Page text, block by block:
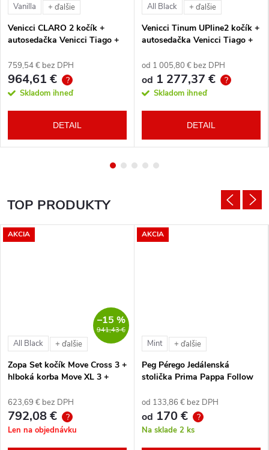
Vanilla + ďalšie
Venicci CLARO 2 kočík +
autosedačka Venicci Tiago +
759,54 € bez DPH
964,61 € ?
Skladom ihneď
DETAIL
All Black + ďalšie
Venicci Tinum UPline2 kočík +
autosedačka Venicci Tiago +
od 1 005,80 € bez DPH
od 1 277,37 € ?
Skladom ihneď
DETAIL
TOP PRODUKTY
AKCIA
941,43 €
–15 %
All Black + ďalšie
Zopa Set kočík Move Cross 3 +
hlboká korba Move XL 3 +
vlastného výberu + báza
623,69 € bez DPH
792,08 € ?
Len na objednávku
AKCIA
Mint + ďalšie
Peg Pérego Jedálenská
stolička Prima Pappa Follow
od 133,86 € bez DPH
od 170 € ?
Na sklade 2 ks